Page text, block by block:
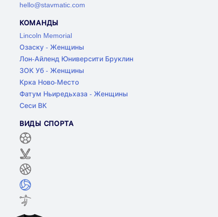
hello@stavmatic.com
КОМАНДЫ
Lincoln Memorial
Озаску - Женщины
Лон-Айленд Юниверсити Бруклин
ЗОК Уб - Женщины
Крка Ново-Место
Фатум Ньиредьхаза - Женщины
Сеси ВК
ВИДЫ СПОРТА